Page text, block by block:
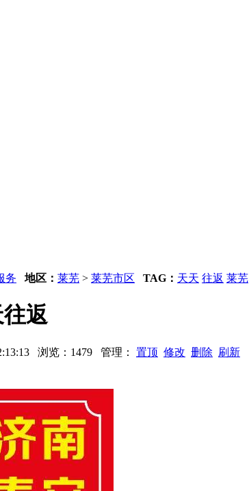
务 地区： 莱芜 > 莱芜市区 TAG： 天天 往返 莱芜
返
浏览：1479 管理： 置顶 修改 删除 刷新